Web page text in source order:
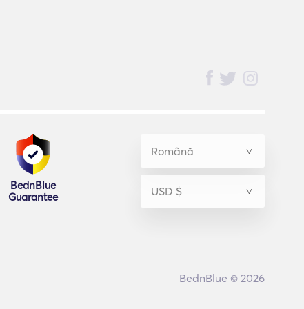
BednBlue
Guarantee
BednBlue © 2026